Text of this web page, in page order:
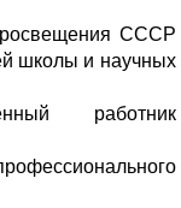
СССР
школы и научных
работник